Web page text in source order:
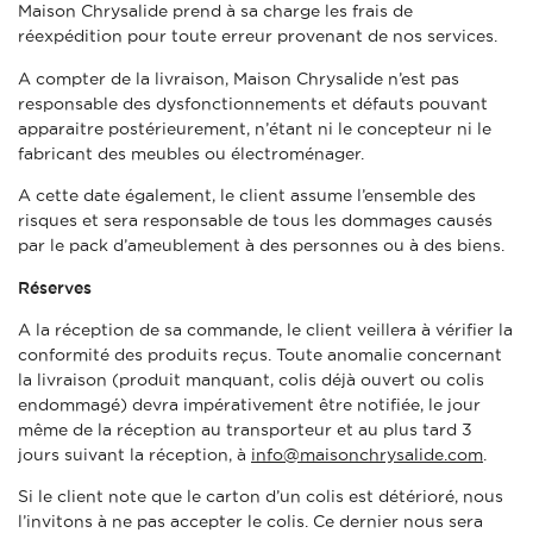
Maison Chrysalide prend à sa charge les frais de
réexpédition pour toute erreur provenant de nos services.
A compter de la livraison, Maison Chrysalide n’est pas
responsable des dysfonctionnements et défauts pouvant
apparaitre postérieurement, n’étant ni le concepteur ni le
fabricant des meubles ou électroménager.
A cette date également, le client assume l’ensemble des
risques et sera responsable de tous les dommages causés
par le pack d’ameublement à des personnes ou à des biens.
Réserves
A la réception de sa commande, le client veillera à vérifier la
conformité des produits reçus. Toute anomalie concernant
la livraison (produit manquant, colis déjà ouvert ou colis
endommagé) devra impérativement être notifiée, le jour
même de la réception au transporteur et au plus tard 3
jours suivant la réception, à info@maisonchrysalide.com
Si le client note que le carton d’un colis est détérioré, nous
l’invitons à ne pas accepter le colis. Ce dernier nous sera